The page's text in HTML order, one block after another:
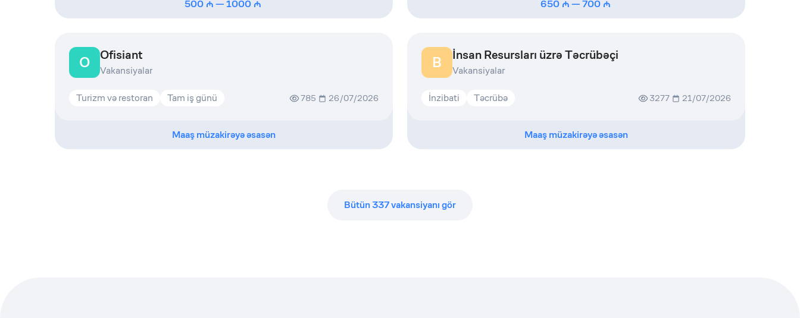
500 —1000 650 —700
O Ofisiant
Vakansiyalar
Turizm və restoran Tam iş günü 785 26/07/2026
Maaş müzakirəyə əsasən
B İnsan Resursları üzrə Təcrübəçi
Vakansiyalar
İnzibati Təcrübə 3277 21/07/2026
Maaş müzakirəyə əsasən
Bütün337vakansiyanı gör